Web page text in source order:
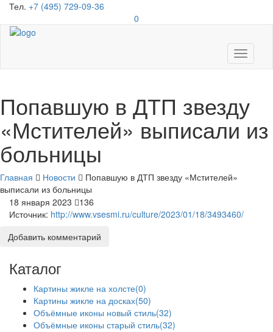
Тел. +7 (495) 729-09-36
0
Toggle
Попавшую в ДТП звезду
«Мстителей» выписали из
больницы
Главная Новости
Попавшую в ДТП звезду «Мстителей»
выписали из больницы
18 января 2023
136
Источник: http://www.vsesmi.ru/culture/2023/01/18/3493460/
Добавить комментарий
Каталог
Картины жикле на холсте(0)
Картины жикле на досках(50)
Объёмные иконы новый стиль(32)
Объёмные иконы старый стиль(32)